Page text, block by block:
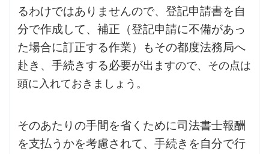
るわけではありませんので、登記申請書を自
分で作成して、補正（登記申請に不備があっ
た場合に訂正する作業）もその都度法務局へ
赴き、手続きする必要が出ますので、その点は
頭に入れておきましょう。
そのあたりの手間を省くために司法書士報酬
を支払うかを考慮されて、手続きを自分で行